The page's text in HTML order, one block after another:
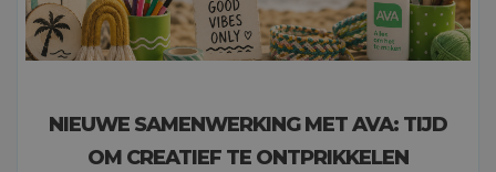
NIEUWE SAMENWERKING MET AVA: TIJD
OM CREATIEF TE ONTPRIKKELEN